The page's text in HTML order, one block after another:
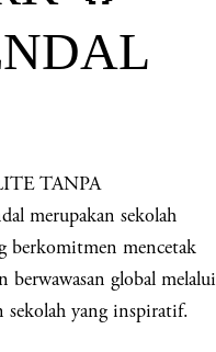
TANPA
merupakan sekolah
berkomitmen mencetak
berwawasan global melalui
sekolah yang inspiratif.